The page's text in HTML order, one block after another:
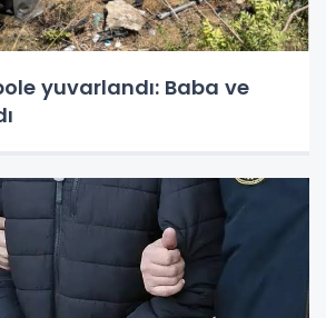
yuvarlandı: Baba ve